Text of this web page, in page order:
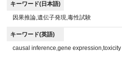
キーワード(日本語)
因果推論,遺伝子発現,毒性試験
キーワード(英語)
causal inference,gene expression,toxicity